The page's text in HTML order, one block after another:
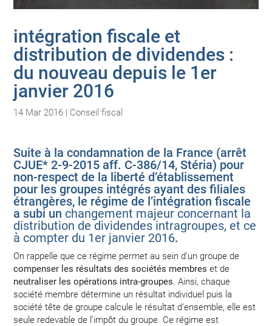
intégration fiscale et
distribution de dividendes :
du nouveau depuis le 1er
janvier 2016
14 Mar 2016 | Conseil fiscal
Suite à la condamnation de la France (arrêt
CJUE* 2-9-2015 aff. C-386/14, Stéria) pour
non-respect de la liberté d’établissement
pour les groupes intégrés ayant des filiales
étrangères, le régime de l’intégration fiscale
a subi un changement majeur concernant la
distribution de dividendes intragroupes, et ce
à compter du 1er janvier 2016.
On rappelle que ce régime permet au sein d’un groupe de
compenser les résultats des sociétés membres et de
neutraliser les opérations intra-groupes. Ainsi, chaque
société membre détermine un résultat individuel puis la
société tête de groupe calcule le résultat d’ensemble, elle est
seule redevable de l’impôt du groupe. Ce régime est